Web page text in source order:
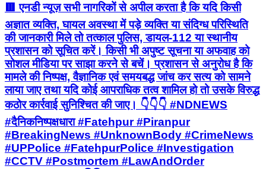
🟥 एनडी न्यूज़ सभी नागरिकों से अपील करता है कि यदि किसी
अज्ञात व्यक्ति, घायल अवस्था में पड़े व्यक्ति या संदिग्ध परिस्थिति
की जानकारी मिले तो तत्काल पुलिस, डायल-112 या स्थानीय
प्रशासन को सूचित करें। किसी भी अपुष्ट सूचना या अफवाह को
सोशल मीडिया पर साझा करने से बचें। प्रशासन से अनुरोध है कि
मामले की निष्पक्ष, वैज्ञानिक एवं समयबद्ध जांच कर सत्य को सामने
लाया जाए तथा यदि कोई आपराधिक तत्व शामिल हो तो उसके विरुद्ध
कठोर कार्रवाई सुनिश्चित की जाए। 👇👇👇 #NDNEWS
#दैनिकनिष्पक्षधारा #Fatehpur #Piranpur
#BreakingNews #UnknownBody #CrimeNews
#UPPolice #FatehpurPolice #Investigation
#CCTV #Postmortem #LawAndOrder